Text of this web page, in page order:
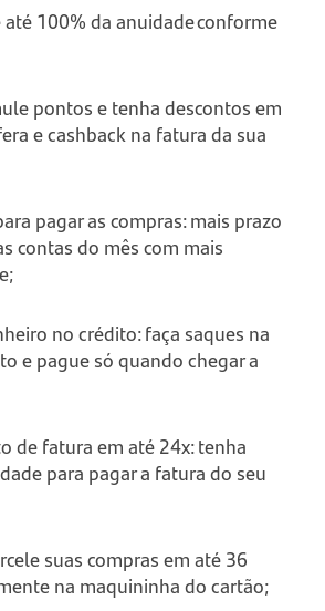
100% da anuidade conforme
pontos e tenha descontos em
e cashback na fatura da sua
pagar as compras: mais prazo
contas do mês com mais
no crédito: faça saques na
e pague só quando chegar a
de fatura em até 24x: tenha
para pagar a fatura do seu
suas compras em até 36
na maquininha do cartão;